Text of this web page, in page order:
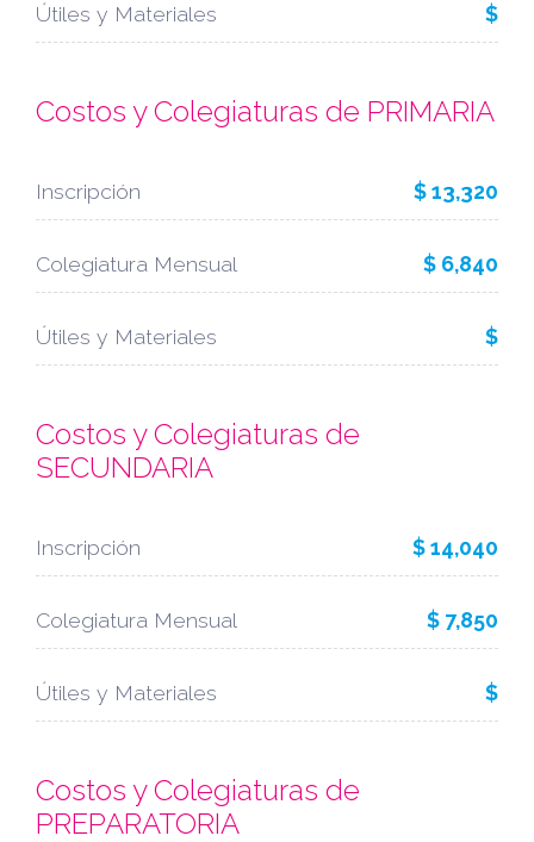
Útiles y Materiales $
Costos y Colegiaturas de PRIMARIA
Inscripción $ 13,320
Colegiatura Mensual $ 6,840
Útiles y Materiales $
Costos y Colegiaturas de
SECUNDARIA
Inscripción $ 14,040
Colegiatura Mensual $ 7,850
Útiles y Materiales $
Costos y Colegiaturas de
PREPARATORIA